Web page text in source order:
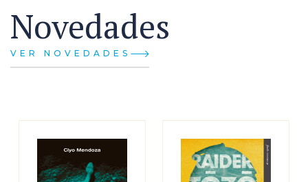
Novedades
VER NOVEDADES